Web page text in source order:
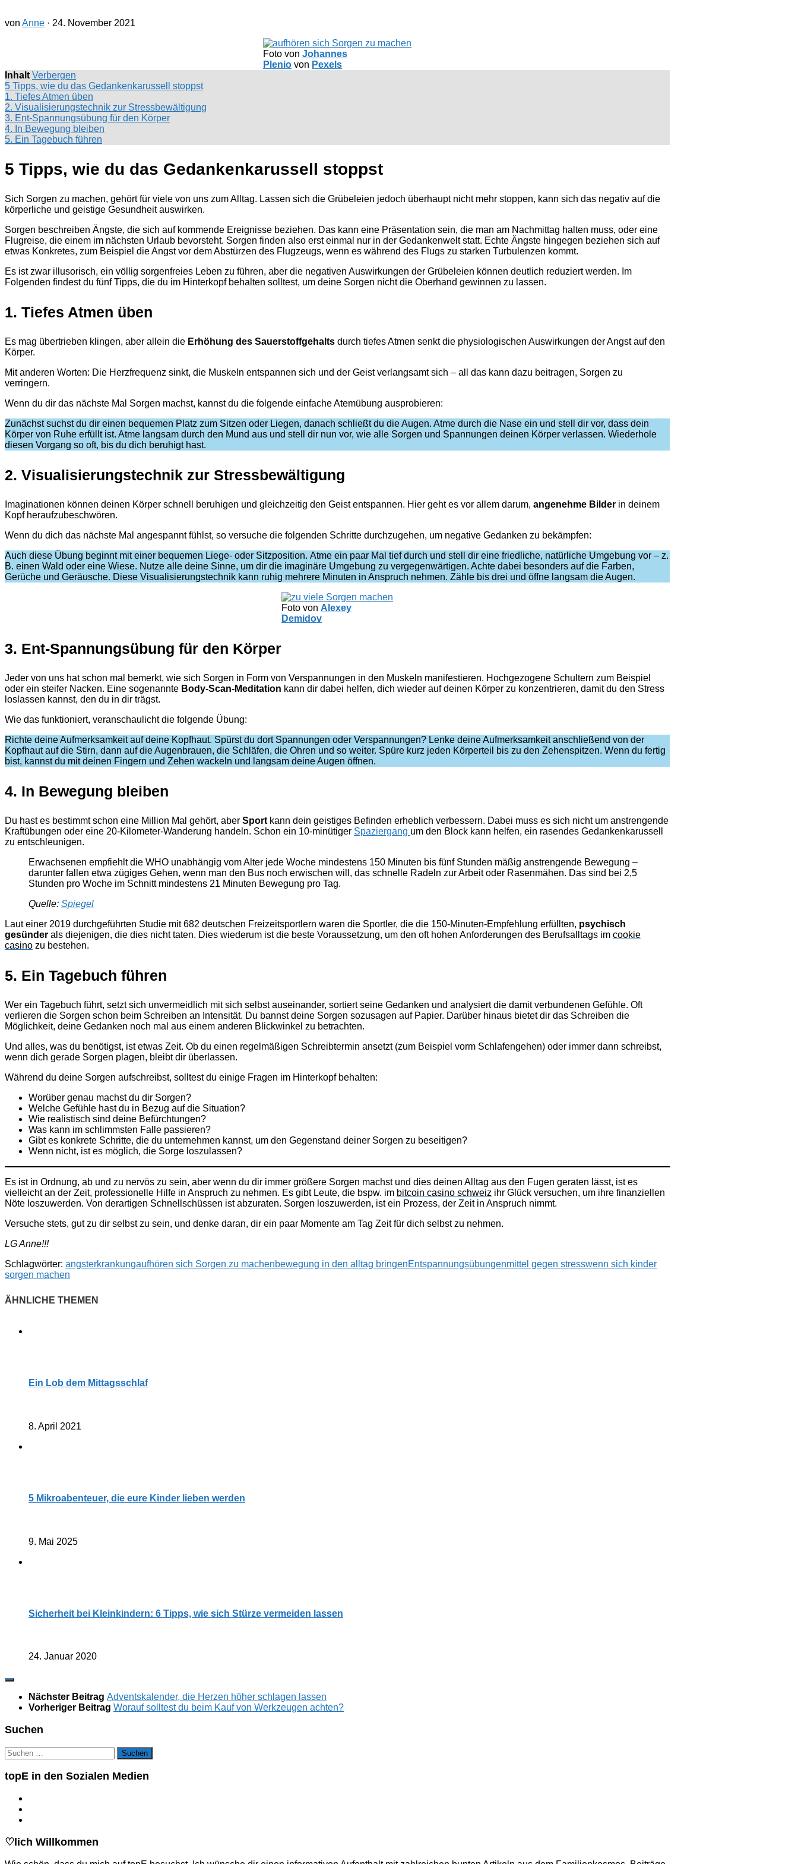
von Anne · 24. November 2021
Foto von Johannes
Plenio von Pexels
Inhalt Verbergen
5 Tipps, wie du das Gedankenkarussell stoppst
1. Tiefes Atmen üben
2. Visualisierungstechnik zur Stressbewältigung
3. Ent-Spannungsübung für den Körper
4. In Bewegung bleiben
5. Ein Tagebuch führen
5 Tipps, wie du das Gedankenkarussell stoppst
Sich Sorgen zu machen, gehört für viele von uns zum Alltag. Lassen sich die Grübeleien jedoch überhaupt nicht mehr stoppen, kann sich das negativ auf die
körperliche und geistige Gesundheit auswirken.
Sorgen beschreiben Ängste, die sich auf kommende Ereignisse beziehen. Das kann eine Präsentation sein, die man am Nachmittag halten muss, oder eine
Flugreise, die einem im nächsten Urlaub bevorsteht. Sorgen finden also erst einmal nur in der Gedankenwelt statt. Echte Ängste hingegen beziehen sich auf
etwas Konkretes, zum Beispiel die Angst vor dem Abstürzen des Flugzeugs, wenn es während des Flugs zu starken Turbulenzen kommt.
Es ist zwar illusorisch, ein völlig sorgenfreies Leben zu führen, aber die negativen Auswirkungen der Grübeleien können deutlich reduziert werden. Im
Folgenden findest du fünf Tipps, die du im Hinterkopf behalten solltest, um deine Sorgen nicht die Oberhand gewinnen zu lassen.
1. Tiefes Atmen üben
Es mag übertrieben klingen, aber allein die Erhöhung des Sauerstoffgehalts durch tiefes Atmen senkt die physiologischen Auswirkungen der Angst auf den
Körper.
Mit anderen Worten: Die Herzfrequenz sinkt, die Muskeln entspannen sich und der Geist verlangsamt sich – all das kann dazu beitragen, Sorgen zu
verringern.
Wenn du dir das nächste Mal Sorgen machst, kannst du die folgende einfache Atemübung ausprobieren:
Zunächst suchst du dir einen bequemen Platz zum Sitzen oder Liegen, danach schließt du die Augen. Atme durch die Nase ein und stell dir vor, dass dein
Körper von Ruhe erfüllt ist. Atme langsam durch den Mund aus und stell dir nun vor, wie alle Sorgen und Spannungen deinen Körper verlassen. Wiederhole
diesen Vorgang so oft, bis du dich beruhigt hast.
2. Visualisierungstechnik zur Stressbewältigung
Imaginationen können deinen Körper schnell beruhigen und gleichzeitig den Geist entspannen. Hier geht es vor allem darum, angenehme Bilder in deinem
Kopf heraufzubeschwören.
Wenn du dich das nächste Mal angespannt fühlst, so versuche die folgenden Schritte durchzugehen, um negative Gedanken zu bekämpfen:
Auch diese Übung beginnt mit einer bequemen Liege- oder Sitzposition. Atme ein paar Mal tief durch und stell dir eine friedliche, natürliche Umgebung vor – z.
B. einen Wald oder eine Wiese. Nutze alle deine Sinne, um dir die imaginäre Umgebung zu vergegenwärtigen. Achte dabei besonders auf die Farben,
Gerüche und Geräusche. Diese Visualisierungstechnik kann ruhig mehrere Minuten in Anspruch nehmen. Zähle bis drei und öffne langsam die Augen.
Foto von Alexey
Demidov
3. Ent-Spannungsübung für den Körper
Jeder von uns hat schon mal bemerkt, wie sich Sorgen in Form von Verspannungen in den Muskeln manifestieren. Hochgezogene Schultern zum Beispiel
oder ein steifer Nacken. Eine sogenannte Body-Scan-Meditation kann dir dabei helfen, dich wieder auf deinen Körper zu konzentrieren, damit du den Stress
loslassen kannst, den du in dir trägst.
Wie das funktioniert, veranschaulicht die folgende Übung:
Richte deine Aufmerksamkeit auf deine Kopfhaut. Spürst du dort Spannungen oder Verspannungen? Lenke deine Aufmerksamkeit anschließend von der
Kopfhaut auf die Stirn, dann auf die Augenbrauen, die Schläfen, die Ohren und so weiter. Spüre kurz jeden Körperteil bis zu den Zehenspitzen. Wenn du fertig
bist, kannst du mit deinen Fingern und Zehen wackeln und langsam deine Augen öffnen.
4. In Bewegung bleiben
Du hast es bestimmt schon eine Million Mal gehört, aber Sport kann dein geistiges Befinden erheblich verbessern. Dabei muss es sich nicht um anstrengende
Kraftübungen oder eine 20-Kilometer-Wanderung handeln. Schon ein 10-minütiger Spaziergang um den Block kann helfen, ein rasendes Gedankenkarussell
zu entschleunigen.
Erwachsenen empfiehlt die WHO unabhängig vom Alter jede Woche mindestens 150 Minuten bis fünf Stunden mäßig anstrengende Bewegung –
darunter fallen etwa zügiges Gehen, wenn man den Bus noch erwischen will, das schnelle Radeln zur Arbeit oder Rasenmähen. Das sind bei 2,5
Stunden pro Woche im Schnitt mindestens 21 Minuten Bewegung pro Tag.
Quelle: Spiegel
Laut einer 2019 durchgeführten Studie mit 682 deutschen Freizeitsportlern waren die Sportler, die die 150-Minuten-Empfehlung erfüllten, psychisch
gesünder als diejenigen, die dies nicht taten. Dies wiederum ist die beste Voraussetzung, um den oft hohen Anforderungen des Berufsalltags im cookie
casino zu bestehen.
5. Ein Tagebuch führen
Wer ein Tagebuch führt, setzt sich unvermeidlich mit sich selbst auseinander, sortiert seine Gedanken und analysiert die damit verbundenen Gefühle. Oft
verlieren die Sorgen schon beim Schreiben an Intensität. Du bannst deine Sorgen sozusagen auf Papier. Darüber hinaus bietet dir das Schreiben die
Möglichkeit, deine Gedanken noch mal aus einem anderen Blickwinkel zu betrachten.
Und alles, was du benötigst, ist etwas Zeit. Ob du einen regelmäßigen Schreibtermin ansetzt (zum Beispiel vorm Schlafengehen) oder immer dann schreibst,
wenn dich gerade Sorgen plagen, bleibt dir überlassen.
Während du deine Sorgen aufschreibst, solltest du einige Fragen im Hinterkopf behalten:
Worüber genau machst du dir Sorgen?
Welche Gefühle hast du in Bezug auf die Situation?
Wie realistisch sind deine Befürchtungen?
Was kann im schlimmsten Falle passieren?
Gibt es konkrete Schritte, die du unternehmen kannst, um den Gegenstand deiner Sorgen zu beseitigen?
Wenn nicht, ist es möglich, die Sorge loszulassen?
Es ist in Ordnung, ab und zu nervös zu sein, aber wenn du dir immer größere Sorgen machst und dies deinen Alltag aus den Fugen geraten lässt, ist es
vielleicht an der Zeit, professionelle Hilfe in Anspruch zu nehmen. Es gibt Leute, die bspw. im bitcoin casino schweiz ihr Glück versuchen, um ihre finanziellen
Nöte loszuwerden. Von derartigen Schnellschüssen ist abzuraten. Sorgen loszuwerden, ist ein Prozess, der Zeit in Anspruch nimmt.
Versuche stets, gut zu dir selbst zu sein, und denke daran, dir ein paar Momente am Tag Zeit für dich selbst zu nehmen.
LG Anne!!!
Schlagwörter: angsterkrankungaufhören sich Sorgen zu machenbewegung in den alltag bringenEntspannungsübungenmittel gegen stresswenn sich kinder
sorgen machen
Ein Lob dem Mittagsschlaf
8. April 2021
5 Mikroabenteuer, die eure Kinder lieben werden
9. Mai 2025
Sicherheit bei Kleinkindern: 6 Tipps, wie sich Stürze vermeiden lassen
24. Januar 2020
Nächster Beitrag Adventskalender, die Herzen höher schlagen lassen
Vorheriger Beitrag Worauf solltest du beim Kauf von Werkzeugen achten?
Suchen
Suchen
nach:
topE in den Sozialen Medien
♡lich Willkommen